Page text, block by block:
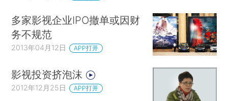
多家影视企业IPO撤单或因财
务不规范
2013年04月12日 APP打开
影视投资挤泡沫
2012年12月25日 APP打开